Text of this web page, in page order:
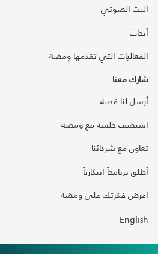
البث الصوتي
أبحاث
الفعاليات التي تقدمها ومضة
شارك معنا
أرسل لنا قصة
استضف جلسة مع ومضة
تعاون مع شركائنا
أطلق برنامجاً ابتكارياً
اعرض فكرتك على ومضة
English